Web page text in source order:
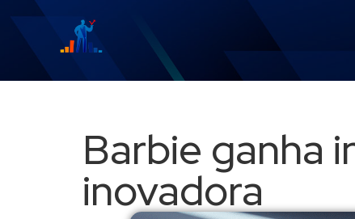
Barbie ganha
inovadora